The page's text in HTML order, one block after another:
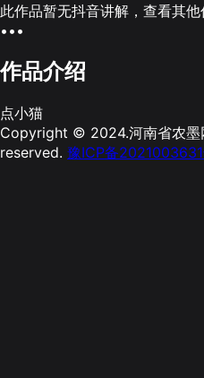
此作品暂无抖音讲解，查看其他
•••
作品介绍
点小猫
Copyright © 2024.河南省农墨
reserved. 豫ICP备